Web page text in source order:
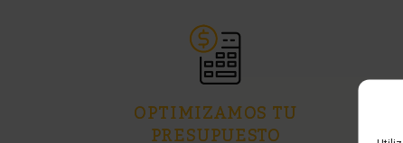
OPTIMIZAMOS TU
PRESUPUESTO